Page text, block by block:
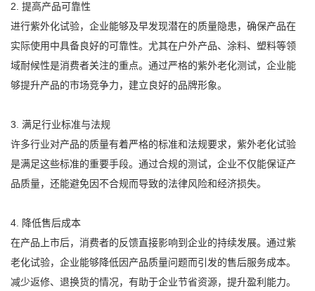
2. 提高产品可靠性
进行紫外化试验，企业能够及早发现潜在的质量隐患，确保产品在
实际使用中具备良好的可靠性。尤其在户外产品、涂料、塑料等领
域耐候性是消费者关注的重点。通过严格的紫外老化测试，企业能
够提升产品的市场竞争力，建立良好的品牌形象。
3. 满足行业标准与法规
许多行业对产品的质量有着严格的标准和法规要求，紫外老化试验
是满足这些标准的重要手段。通过合规的测试，企业不仅能保证产
品质量，还能避免因不合规而导致的法律风险和经济损失。
4. 降低售后成本
在产品上市后，消费者的反馈直接影响到企业的持续发展。通过紫
老化试验，企业能够降低因产品质量问题而引发的售后服务成本。
减少返修、退换货的情况，有助于企业节省资源，提升盈利能力。